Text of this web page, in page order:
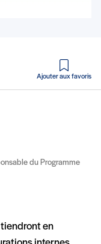
Ajouter aux favoris
du Programme
en